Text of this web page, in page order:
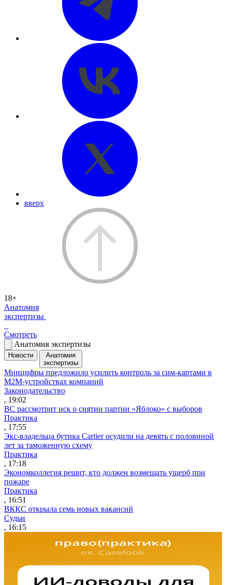
вверх
18+
Анатомия
экспертизы
Смотреть
Анатомия экспертизы
Новости
Анатомия
экспертизы
Минцифры предложило усилить контроль за сим-картами в
M2M-устройствах компаний
Законодательство
, 19:02
ВС рассмотрит иск о снятии партии «Яблоко» с выборов
Практика
, 17:55
Экс-владельца бутика Cartier осудили на девять с половиной
лет за таможенную схему
Практика
, 17:18
Экономколлегия решит, кто должен возмещать ущерб при
пожаре
Практика
, 16:51
ВККС открыла семь новых вакансий
Судьи
, 16:15